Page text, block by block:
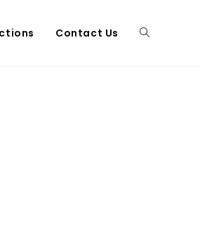
Contact Us Toggle